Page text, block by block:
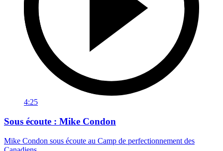
4:25
Sous écoute : Mike Condon
Mike Condon sous écoute au Camp de perfectionnement des